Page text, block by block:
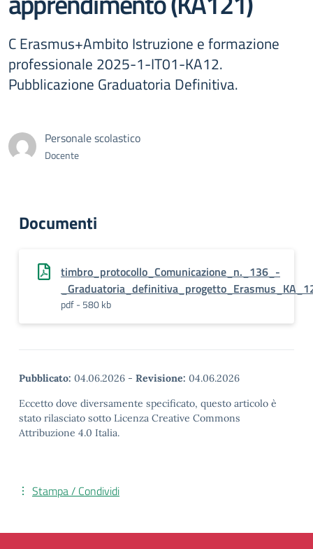
C Erasmus+Ambito Istruzione e formazione
professionale 2025-1-IT01-KA12.
Pubblicazione Graduatoria Definitiva.
Personale scolastico
Docente
Documenti
timbro_protocollo_Comunicazione_n._136_-
pdf - 580 kb
Pubblicato: 04.06.2026 - Revisione: 04.06.2026
Eccetto dove diversamente specificato, questo articolo è
stato rilasciato sotto Licenza Creative Commons
Attribuzione 4.0 Italia.
Stampa / Condividi